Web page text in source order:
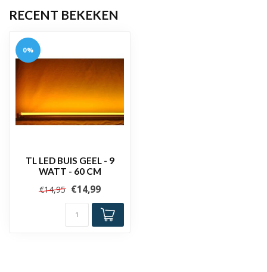
RECENT BEKEKEN
0%
TL LED BUIS GEEL - 9
WATT - 60 CM
€14,95 €14,99